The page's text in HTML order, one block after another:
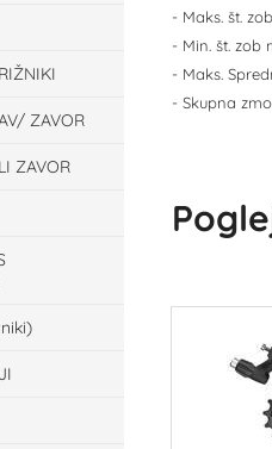
ZAVOR
ZAVOR
- Maks. št.
- Min. št. zob
- Maks.
- Skupna